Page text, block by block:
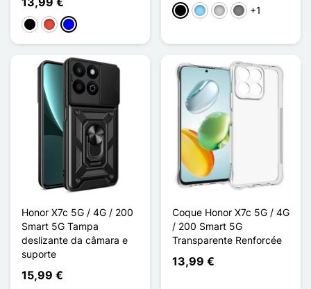
PretoVermelho
Azul
PretoAzul ClaroTransparente
Gris Transparent
+1
Honor X7c 5G / 4G / 200
Smart 5G Tampa
deslizante da câmara e
suporte
15,99 €
Coque Honor X7c 5G / 4G
/ 200 Smart 5G
Transparente Renforcée
13,99 €